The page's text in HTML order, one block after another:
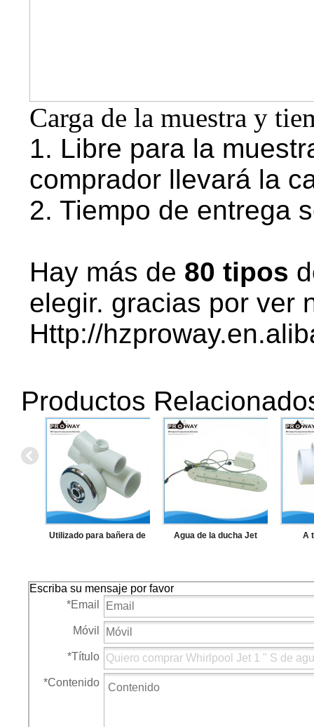
Carga de la muestra y
1. Libre para la
comprador llevará la
2. Tiempo de entrega
Hay más de 80 tipos
elegir. gracias por ver
Http://
Productos
Utilizado para bañera de Agua de la ducha Jet A
Escriba su mensaje por favor
*Email
Móvil
*Título
*Contenido